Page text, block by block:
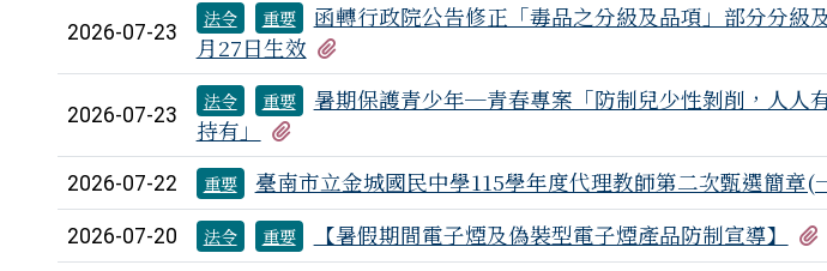
2026-07-23
法令 重要
函轉行政院公告修正「毒品之分級及品項」部分分級
月27日生效
2026-07-23
法令 重要
暑期保護青少年─青春專案「防制兒少性剝削，人人
持有」
2026-07-22 重要 臺南市立金城國民中學115學年度代理教師第二次甄選簡章(
2026-07-20 法令 重要 【暑假期間電子煙及偽裝型電子煙產品防制宣導】